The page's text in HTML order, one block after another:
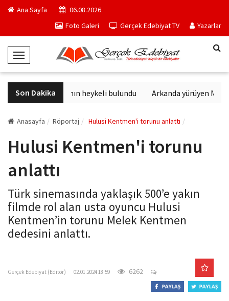
Ana Sayfa
06.08.2026
Foto Galeri
Gerçek Edebiyat TV Yazarlar
T
o
g
g
e
a
a
t
i
o
Son Dakika
Sağlık tanrısının heykeli bulundu Arkanda yürüyen M.
Anasayfa Röportaj Hulusi Kentmen'i torunu anlattı
Hulusi Kentmen'i torunu
anlattı
Türk sinemasında yaklaşık 500’e yakın
filmde rol alan usta oyuncu Hulusi
Kentmen’in torunu Melek Kentmen
dedesini anlattı.
Gerçek Edebiyat (Editör) 02.01.2024 18:59 6262